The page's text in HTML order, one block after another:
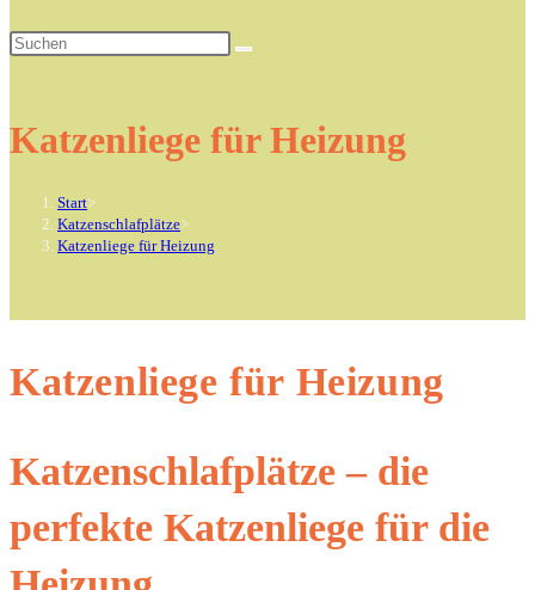
umschalten
Katzenliege für Heizung
Start>
Katzenschlafplätze>
Katzenliege für Heizung
Katzenliege für Heizung
Katzenschlafplätze – die
perfekte Katzenliege für die